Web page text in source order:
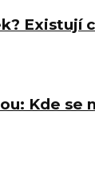
Existují
Kde se